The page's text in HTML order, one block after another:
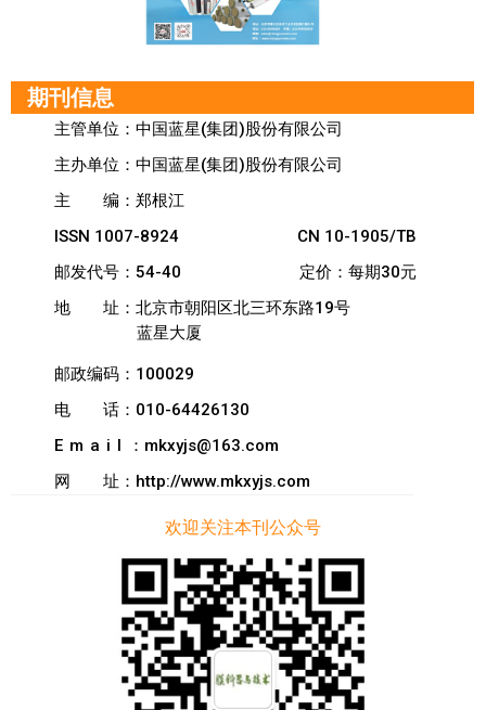
期刊信息
主管单位：中国蓝星(集团)股份有限公司
主办单位：中国蓝星(集团)股份有限公司
主 编：郑根江
ISSN 1007-8924
CN 10-1905/TB
邮发代号：54-40
定价：每期30元
地 址：北京市朝阳区北三环东路19号
蓝星大厦
邮政编码：100029
电 话：010-64426130
Email
：mkxyjs@163.com
网 址：http://www.mkxyjs.com
欢迎关注本刊公众号